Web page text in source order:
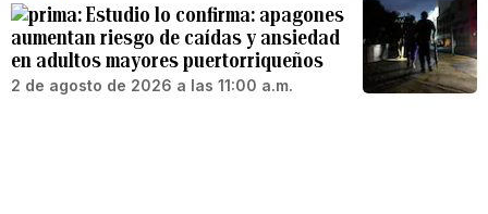
Estudio lo confirma: apagones
aumentan riesgo de caídas y ansiedad
en adultos mayores puertorriqueños
2 de agosto de 2026 a las 11:00 a.m.